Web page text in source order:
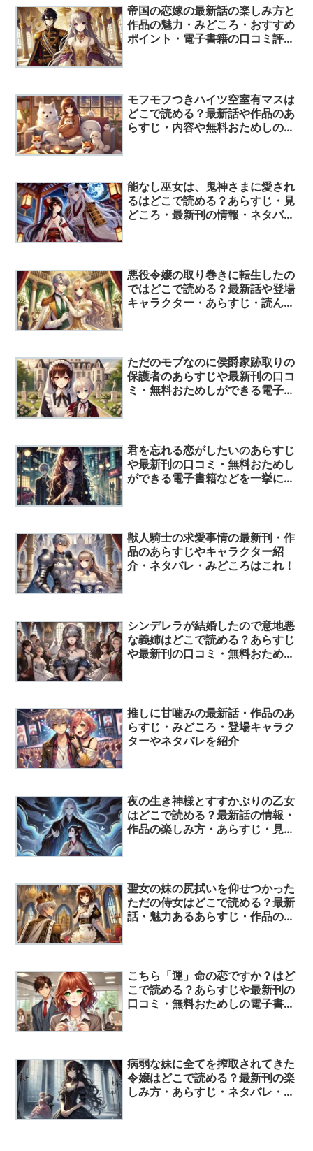
帝国の恋嫁の最新話の楽しみ方と
作品の魅力・みどころ・おすすめ
ポイント・電子書籍の口コミ評価
モフモフつきハイツ空室有マスは
どこで読める？最新話や作品のあ
らすじ・内容や無料おためしの読
能なし巫女は、鬼神さまに愛され
るはどこで読める？あらすじ・見
どころ・最新刊の情報・ネタバ
悪役令嬢の取り巻きに転生したの
ではどこで読める？最新話や登場
キャラクター・あらすじ・読んで
ただのモブなのに侯爵家跡取りの
保護者のあらすじや最新刊の口コ
ミ・無料おためしができる電子書
君を忘れる恋がしたいのあらすじ
や最新刊の口コミ・無料おためし
ができる電子書籍などを一挙に公
獣人騎士の求愛事情の最新刊・作
品のあらすじやキャラクター紹
介・ネタバレ・みどころはこれ！
シンデレラが結婚したので意地悪
な義姉はどこで読める？あらすじ
や最新刊の口コミ・無料おためし
推しに甘噛みの最新話・作品のあ
らすじ・みどころ・登場キャラク
ターやネタバレを紹介
夜の生き神様とすすかぶりの乙女
はどこで読める？最新話の情報・
作品の楽しみ方・あらすじ・見ど
聖女の妹の尻拭いを仰せつかった
ただの侍女はどこで読める？最新
話・魅力あるあらすじ・作品のキ
こちら「運」命の恋ですか？はど
こで読める？あらすじや最新刊の
口コミ・無料おためしの電子書籍
病弱な妹に全てを搾取されてきた
令嬢はどこで読める？最新刊の楽
しみ方・あらすじ・ネタバレ・口